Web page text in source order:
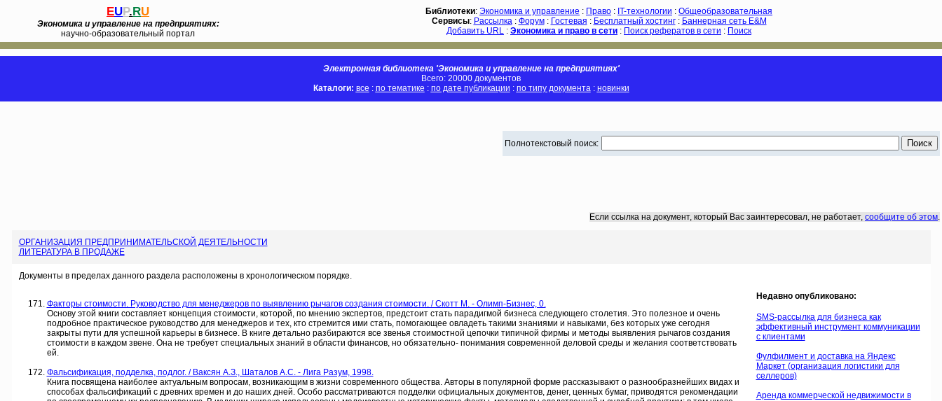
EUP.RU
Экономика и управление на предприятиях:
научно-образовательный портал
Библиотеки: Экономика и управление : Право : IT-технологии : Общеобразовательная
Сервисы: Рассылка: Форум: Гостевая : Бесплатный хостинг: Баннерная сеть E&M
Добавить URL : Экономика и право в сети : Поиск рефератов в сети : Поиск
Электронная библиотека 'Экономика и управление на предприятиях'
Всего: 20000 документов
Каталоги: все : по тематике : по дате публикации : по типу документа: новинки
Полнотекстовый поиск:
Если ссылка на документ, который Вас заинтересовал, не работает, сообщите об этом.
ОРГАНИЗАЦИЯ ПРЕДПРИНИМАТЕЛЬСКОЙ ДЕЯТЕЛЬНОСТИ
ЛИТЕРАТУРА В ПРОДАЖЕ
Документы в пределах данного раздела расположены в хронологическом порядке.
Факторы стоимости. Руководство для менеджеров по выявлению рычагов создания стоимости. / Скотт М. - Олимп-Бизнес, 0.
Основу этой книги составляет концепция стоимости, которой, по мнению экспертов, предстоит стать парадигмой бизнеса следующего столетия. Это полезное и очень
подробное практическое руководство для менеджеров и тех, кто стремится ими стать, помогающее овладеть такими знаниями и навыками, без которых уже сегодня
закрыты пути для успешной карьеры в бизнесе. В книге детально разбираются все звенья стоимостной цепочки типичной фирмы и методы выявления рычагов создания
стоимости в каждом звене. Она не требует специальных знаний в области финансов, но обязательно- понимания современной деловой среды и желания соответствовать
ей.
Фальсификация, подделка, подлог. / Ваксян А.З., Шаталов А.С. - Лига Разум, 1998.
Книга посвящена наиболее актуальным вопросам, возникающим в жизни современного общества. Авторы в популярной форме рассказывают о разнообразнейших видах и
способах фальсификаций с древних времен и до наших дней. Особо рассматриваются подделки официальных документов, денег, ценных бумаг, приводятся рекомендации
Недавно опубликовано:
SMS-рассылка для бизнеса как
эффективный инструмент коммуникации
с клиентами
Фулфилмент и доставка на Яндекс
Маркет (организация логистики для
селлеров)
Аренда коммерческой недвижимости в